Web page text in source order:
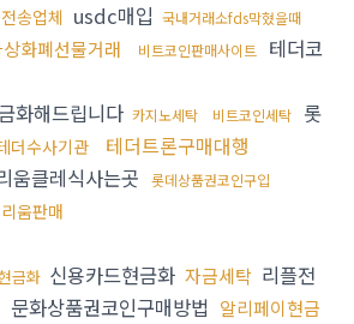
송업체 usdc매입 국내거래소fds막혔을때
화폐선물거래 비트코인판매사이트
테더코
화해드립니다 카지노세탁 비트코인세탁
롯
더수사기관 테더트론구매대행
움클레식사는곳
롯데상품권코인구입
움판매
금화 신용카드현금화 자금세탁 리플전
문화상품권코인구매방법 알리페이현금